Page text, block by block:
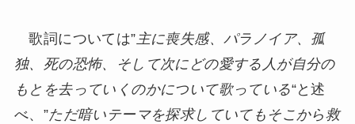
歌詞については” 主に喪失感、パラノイア、孤
独、死の恐怖、そして次にどの愛する人が自分の
もとを去っていくのかについて歌っている“と述
べ、”ただ暗いテーマを探求していてもそこから救